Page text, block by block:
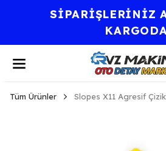
GÜN
Tüm Ürünler Slopes X11 Agresif